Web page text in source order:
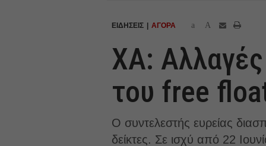
ΕΙΔΗΣΕΙΣ ΑΓΟΡΑ a A
ΧΑ:
του free
Ο συντελεστής ευρείας
δείκτες. Σε ισχύ από 22